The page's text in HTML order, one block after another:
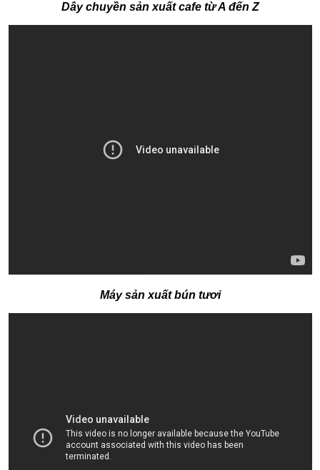
Dây chuyền sản xuất cafe từ A đến Z
Máy sản xuất bún tươi